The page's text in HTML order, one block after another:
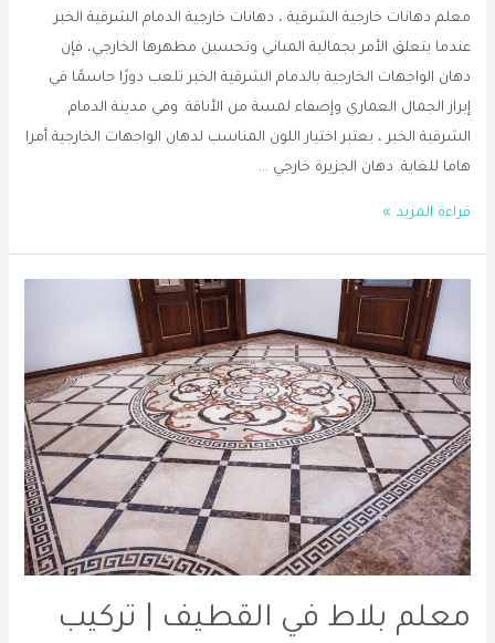
معلم دهانات خارجية الشرقية ، دهانات خارجية الدمام الشرقية الخبر
عندما يتعلق الأمر بجمالية المباني وتحسين مظهرها الخارجي، فإن
دهان الواجهات الخارجية بالدمام الشرقية الخبر تلعب دورًا حاسمًا في
إبراز الجمال العماري وإضفاء لمسة من الأناقة. وفي مدينة الدمام
الشرقية الخبر ، يعتبر اختيار اللون المناسب لدهان الواجهات الخارجية أمرا
هاما للغاية. دهان الجزيرة خارجي …
دهانات
دهانات
خارجية
الشرقية
|
دهان
خارجي
في
الخبر
0556331035
قراءة المزيد »
معلم بلاط في القطيف | تركيب